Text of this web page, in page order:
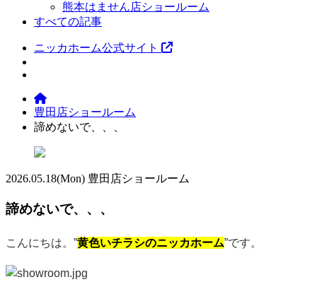
熊本はません店ショールーム
すべての記事
ニッカホーム公式サイト
豊田店ショールーム
諦めないで、、、
2026.05.18(Mon) 豊田店ショールーム
諦めないで、、、
こんにちは。”黄色いチラシのニッカホーム”です。